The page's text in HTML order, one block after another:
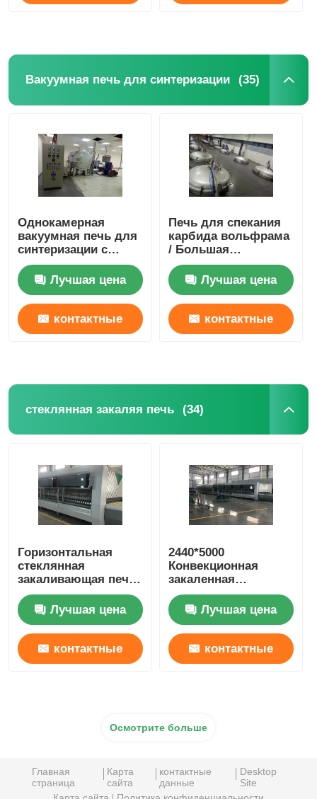
Вакуумная печь для синтеризации (35)
Однокамерная
вакуумная печь для
синтеризации с
компактной
вертикальной
структурой
Лучшая цена
контактные
Печь для спекания
карбида вольфрама
/ Большая
графитизационная
печь Лучшая цена
контактные
стеклянная закаляя печь (34)
Горизонтальная
стеклянная
закаливающая печь
Жесткая печь для
изготовления
плоского стекла
Лучшая цена
контактные
2440*5000
Конвекционная
закаленная
стеклянная печь
Безопасное
обучение
Обслуживание
доступно
Лучшая цена
контактные
Осмотрите больше
Главная
страница
Карта
сайта
контактные
данные
Desktop
Site